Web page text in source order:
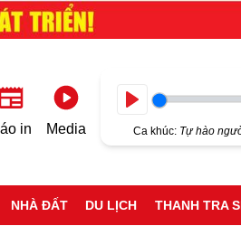
in Media Ca khúc: Tự hào
NHÀ ĐẤT DU LỊCH THANH TRA